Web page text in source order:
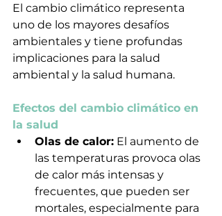
El cambio climático representa
uno de los mayores desafíos
ambientales y tiene profundas
implicaciones para la salud
ambiental y la salud humana.
Efectos del cambio climático en
la salud
Olas de calor: El aumento de
las temperaturas provoca olas
de calor más intensas y
frecuentes, que pueden ser
mortales, especialmente para